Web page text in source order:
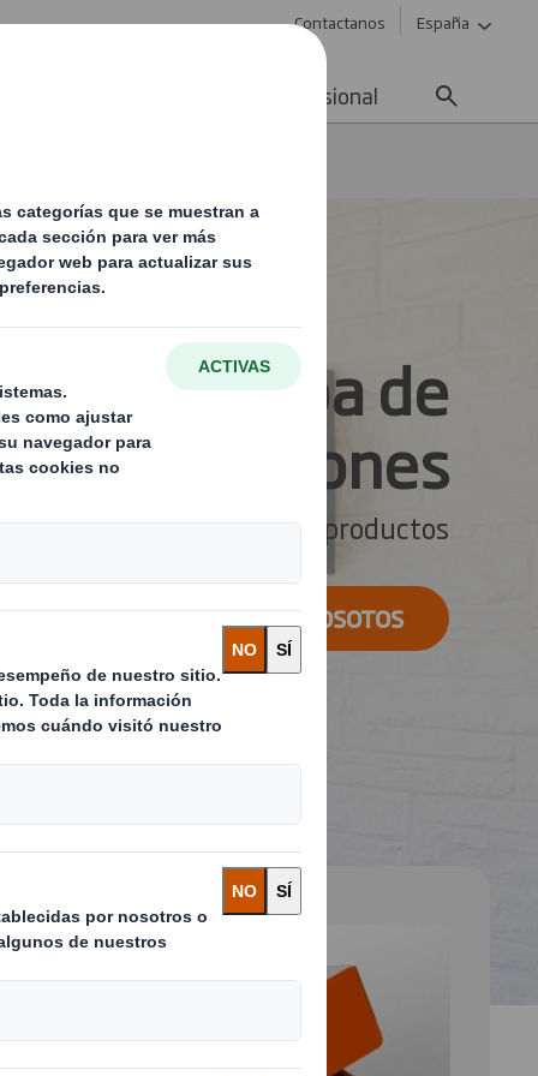
Contactanos España
Carrera profesional
A Prueba de
Manipulaciones
Protege tus productos
CONTACTA CON NOSOTOS
and next buttons to move between slides. Only